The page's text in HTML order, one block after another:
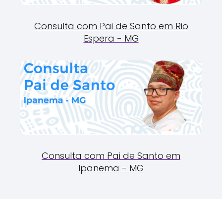
Consulta com Pai de Santo em Rio
Espera - MG
Consulta com Pai de Santo em
Ipanema - MG